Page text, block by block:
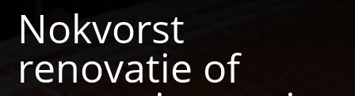
Nokvorst
renovatie of